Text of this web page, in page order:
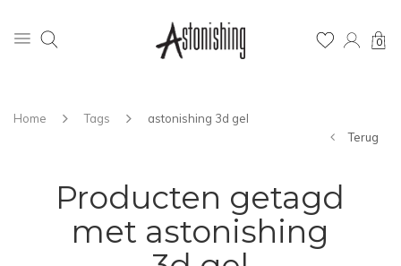
0
Home Tags
astonishing 3d gel
Terug
Producten getagd
met astonishing